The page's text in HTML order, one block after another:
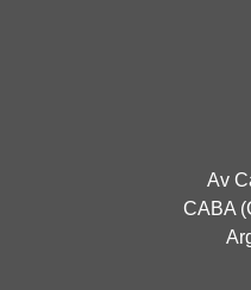
Av
CABA